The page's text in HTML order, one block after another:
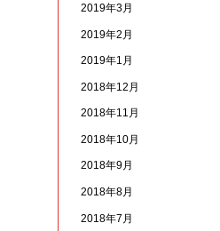
2019年3月
2019年2月
2019年1月
2018年12月
2018年11月
2018年10月
2018年9月
2018年8月
2018年7月